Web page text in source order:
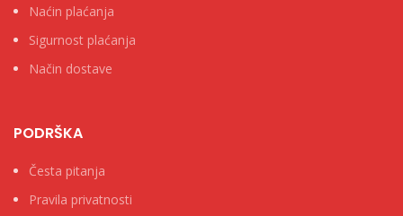
Naćin plaćanja
Sigurnost plaćanja
Način dostave
PODRŠKA
Česta pitanja
Pravila privatnosti